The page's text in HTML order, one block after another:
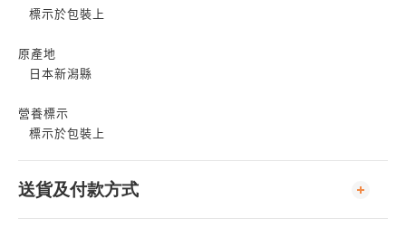
標示於包裝上
原產地
日本新潟縣
營養標示
標示於包裝上
送貨及付款方式